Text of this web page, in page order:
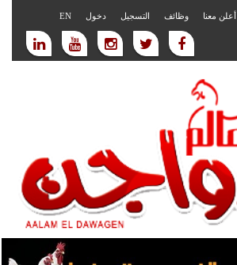
أعلن معنا وظائف التسجيل دخول EN